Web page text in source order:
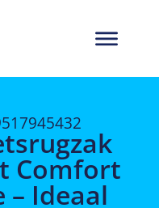
Comfort
– Ideaal